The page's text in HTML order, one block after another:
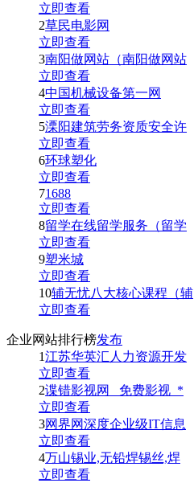
立即查看
2草民电影网
立即查看
3南阳做网站（南阳做网站
立即查看
4中国机械设备第一网
立即查看
5溧阳建筑劳务资质安全许
立即查看
6环球塑化
立即查看
71688
立即查看
8留学在线留学服务（留学
立即查看
9塑米城
立即查看
10辅无忧八大核心课程（辅
立即查看
企业网站排行榜发布
1江苏华英汇人力资源开发
立即查看
2谍错影视网_ 免费影视_*
立即查看
3网界网深度企业级IT信息
立即查看
4万山锡业,无铅焊锡丝,焊
立即查看